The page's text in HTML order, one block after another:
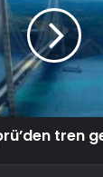
tren